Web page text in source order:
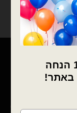
ובסיטונאות
בארץ אנו נוכל